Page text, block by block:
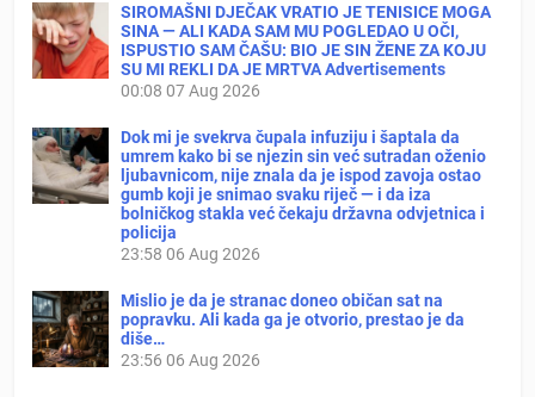
SIROMAŠNI DJEČAK VRATIO JE TENISICE MOGA
SINA — ALI KADA SAM MU POGLEDAO U OČI,
ISPUSTIO SAM ČAŠU: BIO JE SIN ŽENE ZA KOJU
SU MI REKLI DA JE MRTVA Advertisements
00:08 07 Aug 2026
Dok mi je svekrva čupala infuziju i šaptala da
umrem kako bi se njezin sin već sutradan oženio
ljubavnicom, nije znala da je ispod zavoja ostao
gumb koji je snimao svaku riječ — i da iza
bolničkog stakla već čekaju državna odvjetnica i
policija
23:58 06 Aug 2026
Mislio je da je stranac doneo običan sat na
popravku. Ali kada ga je otvorio, prestao je da
diše…
23:56 06 Aug 2026